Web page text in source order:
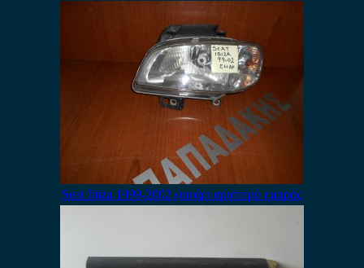
Seat Ibiza 1999-2002 φανάρι αριστερό εμπρός